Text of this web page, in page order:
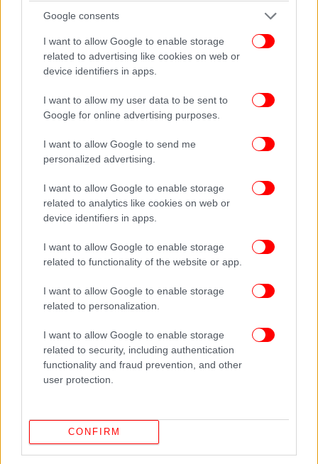
Google consents
I want to allow Google to enable storage
related to advertising like cookies on web or
device identifiers in apps.
I want to allow my user data to be sent to
Google for online advertising purposes.
I want to allow Google to send me
personalized advertising.
I want to allow Google to enable storage
related to analytics like cookies on web or
device identifiers in apps.
I want to allow Google to enable storage
related to functionality of the website or app.
I want to allow Google to enable storage
related to personalization.
I want to allow Google to enable storage
related to security, including authentication
functionality and fraud prevention, and other
user protection.
CONFIRM
Το άλλο όνομα – Επταλογία Ι-ΙΙ, Jon Fosse, εκδ.
Gutenberg